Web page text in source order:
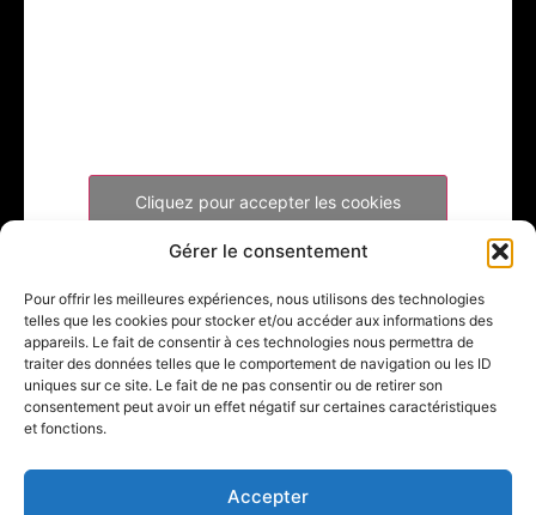
Gérer le consentement
Pour offrir les meilleures expériences, nous utilisons des technologies
telles que les cookies pour stocker et/ou accéder aux informations des
appareils. Le fait de consentir à ces technologies nous permettra de
traiter des données telles que le comportement de navigation ou les ID
uniques sur ce site. Le fait de ne pas consentir ou de retirer son
consentement peut avoir un effet négatif sur certaines caractéristiques
et fonctions.
Accepter
Cliquez pour accepter les cookies
©2026. Tous droits réservés.